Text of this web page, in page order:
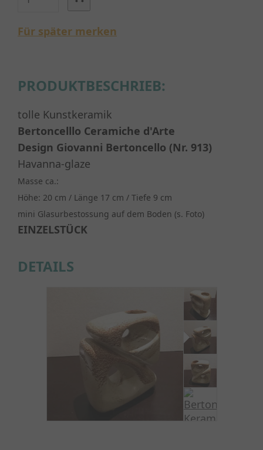
Für später merken
PRODUKTBESCHRIEB:
tolle Kunstkeramik
Bertoncelllo Ceramiche d'Arte
Design Giovanni Bertoncello (Nr. 913)
Havanna-glaze
Masse ca.:
Höhe: 20 cm / Länge 17 cm / Tiefe 9 cm
mini Glasurbestossung auf dem Boden (s. Foto)
EINZELSTÜCK
DETAILS